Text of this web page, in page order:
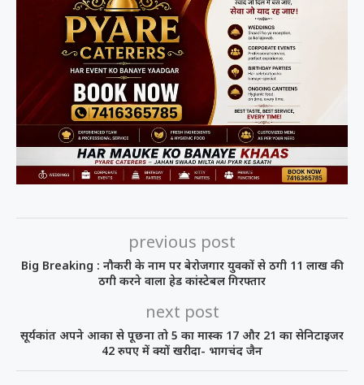
previous post
Big Breaking : नौकरी के नाम पर बेरोजगार युवकों से ठगी 11 लाख की
ठगी करने वाला हेड कांस्टेबल गिरफ्तार
next post
सूर्यकांत अपने आका से पूछना तो 5 का मास्क 17 और 21 का सेनिटाइजर
42 रुपए में क्यों खरीदा- भागचंद जैन